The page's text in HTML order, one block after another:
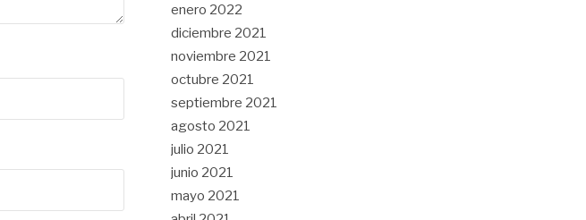
enero 2022
diciembre 2021
noviembre 2021
octubre 2021
septiembre 2021
agosto 2021
julio 2021
junio 2021
mayo 2021